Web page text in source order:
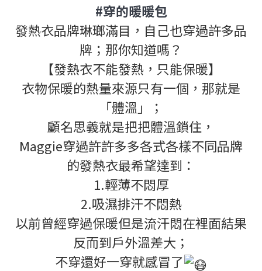
#穿的暖暖包
發熱衣品牌琳瑯滿目，自己也穿過許多品
牌；那你知道嗎？
【發熱衣不能發熱，只能保暖】
衣物保暖的熱量來源只有一個，那就是
「體溫」；
顧名思義就是把把體溫鎖住，
Maggie穿過許許多多各式各樣不同品牌
的發熱衣最希望達到：
1.輕薄不悶厚
2.吸濕排汗不悶熱
以前曾經穿過保暖但是流汗悶在裡面結果
反而到戶外溫差大；
不穿還好一穿就感冒了